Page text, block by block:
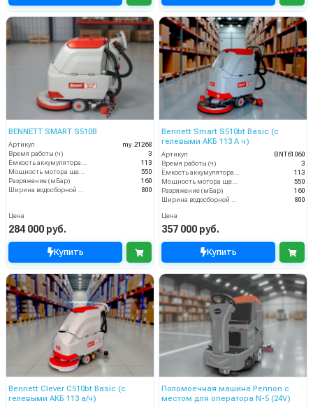
BENNETT SMART S510B
Артикул
my.21268
Время работы (ч)
3
Ёмкость аккумулятора (Ач)
113
Мощность мотора щеток
550
Разряжение (мБар)
160
Ширина водосборной рейки
800
Цена
284 000 руб.
Купить
Bennett Smart S510bt Basic (с
гелевыми АКБ 113 А ч)
Артикул
BNT61060
Время работы (ч)
3
Ёмкость аккумулятора (Ач)
113
Мощность мотора щеток
550
Разряжение (мБар)
160
Ширина водосборной рейки
800
Цена
357 000 руб.
Купить
Bennett Clever C510bt Basic (с
гелевыми АКБ 113 а/ч)
Поломоечная машина Pennon с
местом для оператора N-5 (24V)